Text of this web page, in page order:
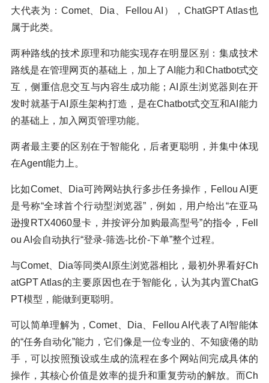
大代表为：Comet、Dia、Fellou AI），ChatGPT Atlas也
属于此类。
两种路线的技术原理和功能实现存在明显区别：集成技术
路线是在管理网页的基础上，加上了AI能力和Chatbot式交
互，侧重信息交互与内容生成功能；AI原生浏览器则在开
发时就基于AI原生架构打造，是在Chatbot式交互和AI能力
的基础上，加入网页管理功能。
两者最主要的区别在于智能化，后者更聪明，并集中体现
在Agent能力上。
比如Comet、Dia可跨网站执行多步任务操作，Fellou AI更
是号称“全球首个行动型浏览器”，例如，用户给出“在亚马
逊搜RTX4060显卡，并按评分加购最高型号”的指令，Fell
ou AI会自动执行“登录-筛选-比价-下单”整个过程。
与Comet、Dia等同类AI原生浏览器相比，最初外界看好Ch
atGPT Atlas的主要原因也在于智能化，认为其内置ChatG
PT模型，能做到更聪明。
可以简单理解为，Comet、Dia、Fellou AI代表了AI智能体
的“任务自动化”能力，它们像是一位专业的、不知疲倦的助
手，可以按照预设或生成的流程在多个网站间完成具体的
操作，其核心价值是效率的提升和重复劳动的解放。而Ch